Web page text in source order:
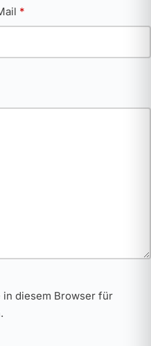
*
in diesem Browser für